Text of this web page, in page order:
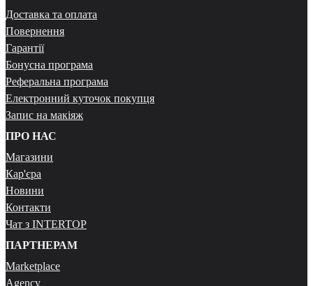
Доставка та оплата
Повернення
Гарантії
Бонусна програма
Реферальна програма
Електронний куточок покупця
Запис на макіяж
ПРО НАС
Магазини
Кар'єра
Новини
Контакти
Чат з INTERTOP
ПАРТНЕРАМ
Marketplace
Agency